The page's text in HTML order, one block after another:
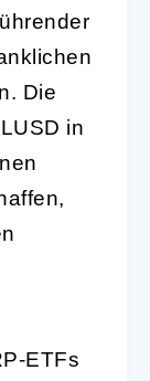
Die
in
ETFs